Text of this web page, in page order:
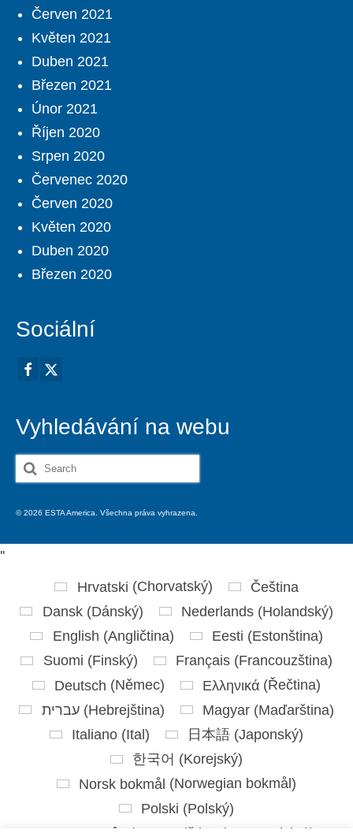
Červen 2021
Květen 2021
Duben 2021
Březen 2021
Únor 2021
Říjen 2020
Srpen 2020
Červenec 2020
Červen 2020
Květen 2020
Duben 2020
Březen 2020
Sociální
Vyhledávání na webu
Search
© 2026 ESTA America. Všechna práva vyhrazena.
''
Hrvatski (Chorvatský)
Čeština
Dansk(Dánský) Nederlands(Holandský)
English (Angličtina) Eesti (Estonština)
Suomi (Finský) Français(Francouzština)
Deutsch (Němec) Ελληνικά (Řečtina)
עברית(Hebrejština) Magyar(Maďarština)
Italiano (Ital ) 日本語 (Japonský)
한국어 (Korejský)
Norsk bokmål (Norwegian bokmål)
Polski (Polský)
Português
(Portugalština ( Portugalsko))